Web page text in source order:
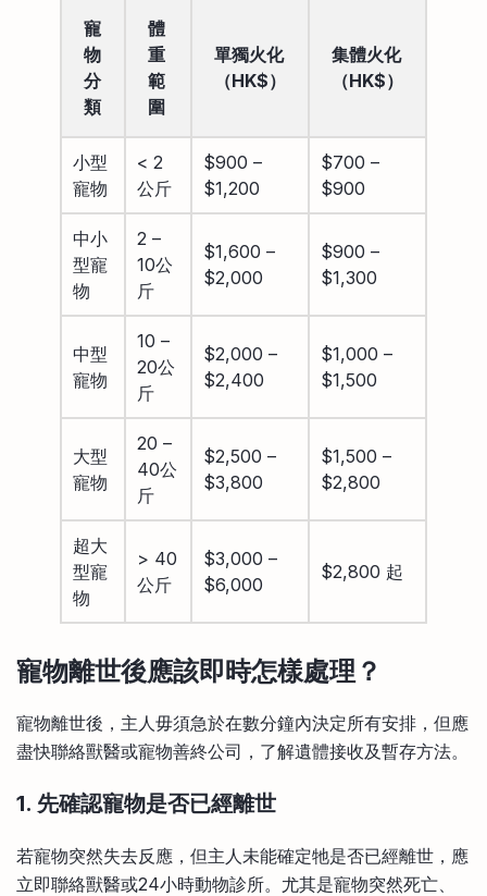
寵
物
分
類
體
重
範
圍
單獨火化
（HK$）
集體火化
（HK$）
小型
寵物
< 2
公斤
$900 –
$1,200
$700 –
$900
中小
型寵
物
2 –
10公
斤
$1,600 –
$2,000
$900 –
$1,300
中型
寵物
10 –
20公
斤
$2,000 –
$2,400
$1,000 –
$1,500
大型
寵物
20 –
40公
斤
$2,500 –
$3,800
$1,500 –
$2,800
超大
型寵
物
> 40
公斤
$3,000 –
$6,000
$2,800 起
寵物離世後應該即時怎樣處理？
寵物離世後，主人毋須急於在數分鐘內決定所有安排，但應
盡快聯絡獸醫或寵物善終公司，了解遺體接收及暫存方法。
1. 先確認寵物是否已經離世
若寵物突然失去反應，但主人未能確定牠是否已經離世，應
立即聯絡獸醫或24小時動物診所。尤其是寵物突然死亡、